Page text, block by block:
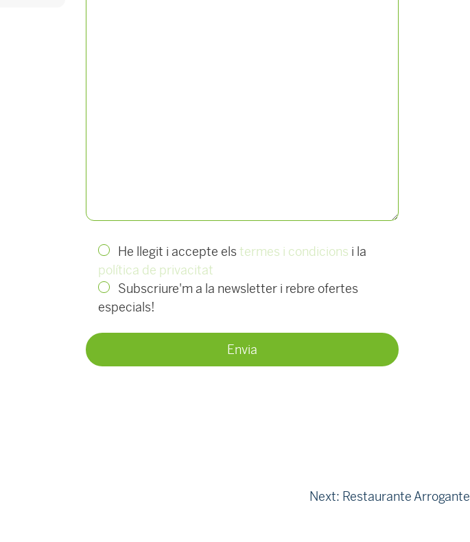
He llegit i accepte elstermes i condicions i la
política de privacitat
Subscriure'm a la newsletter i rebre ofertes
especials!
Next: Restaurante Arrogante